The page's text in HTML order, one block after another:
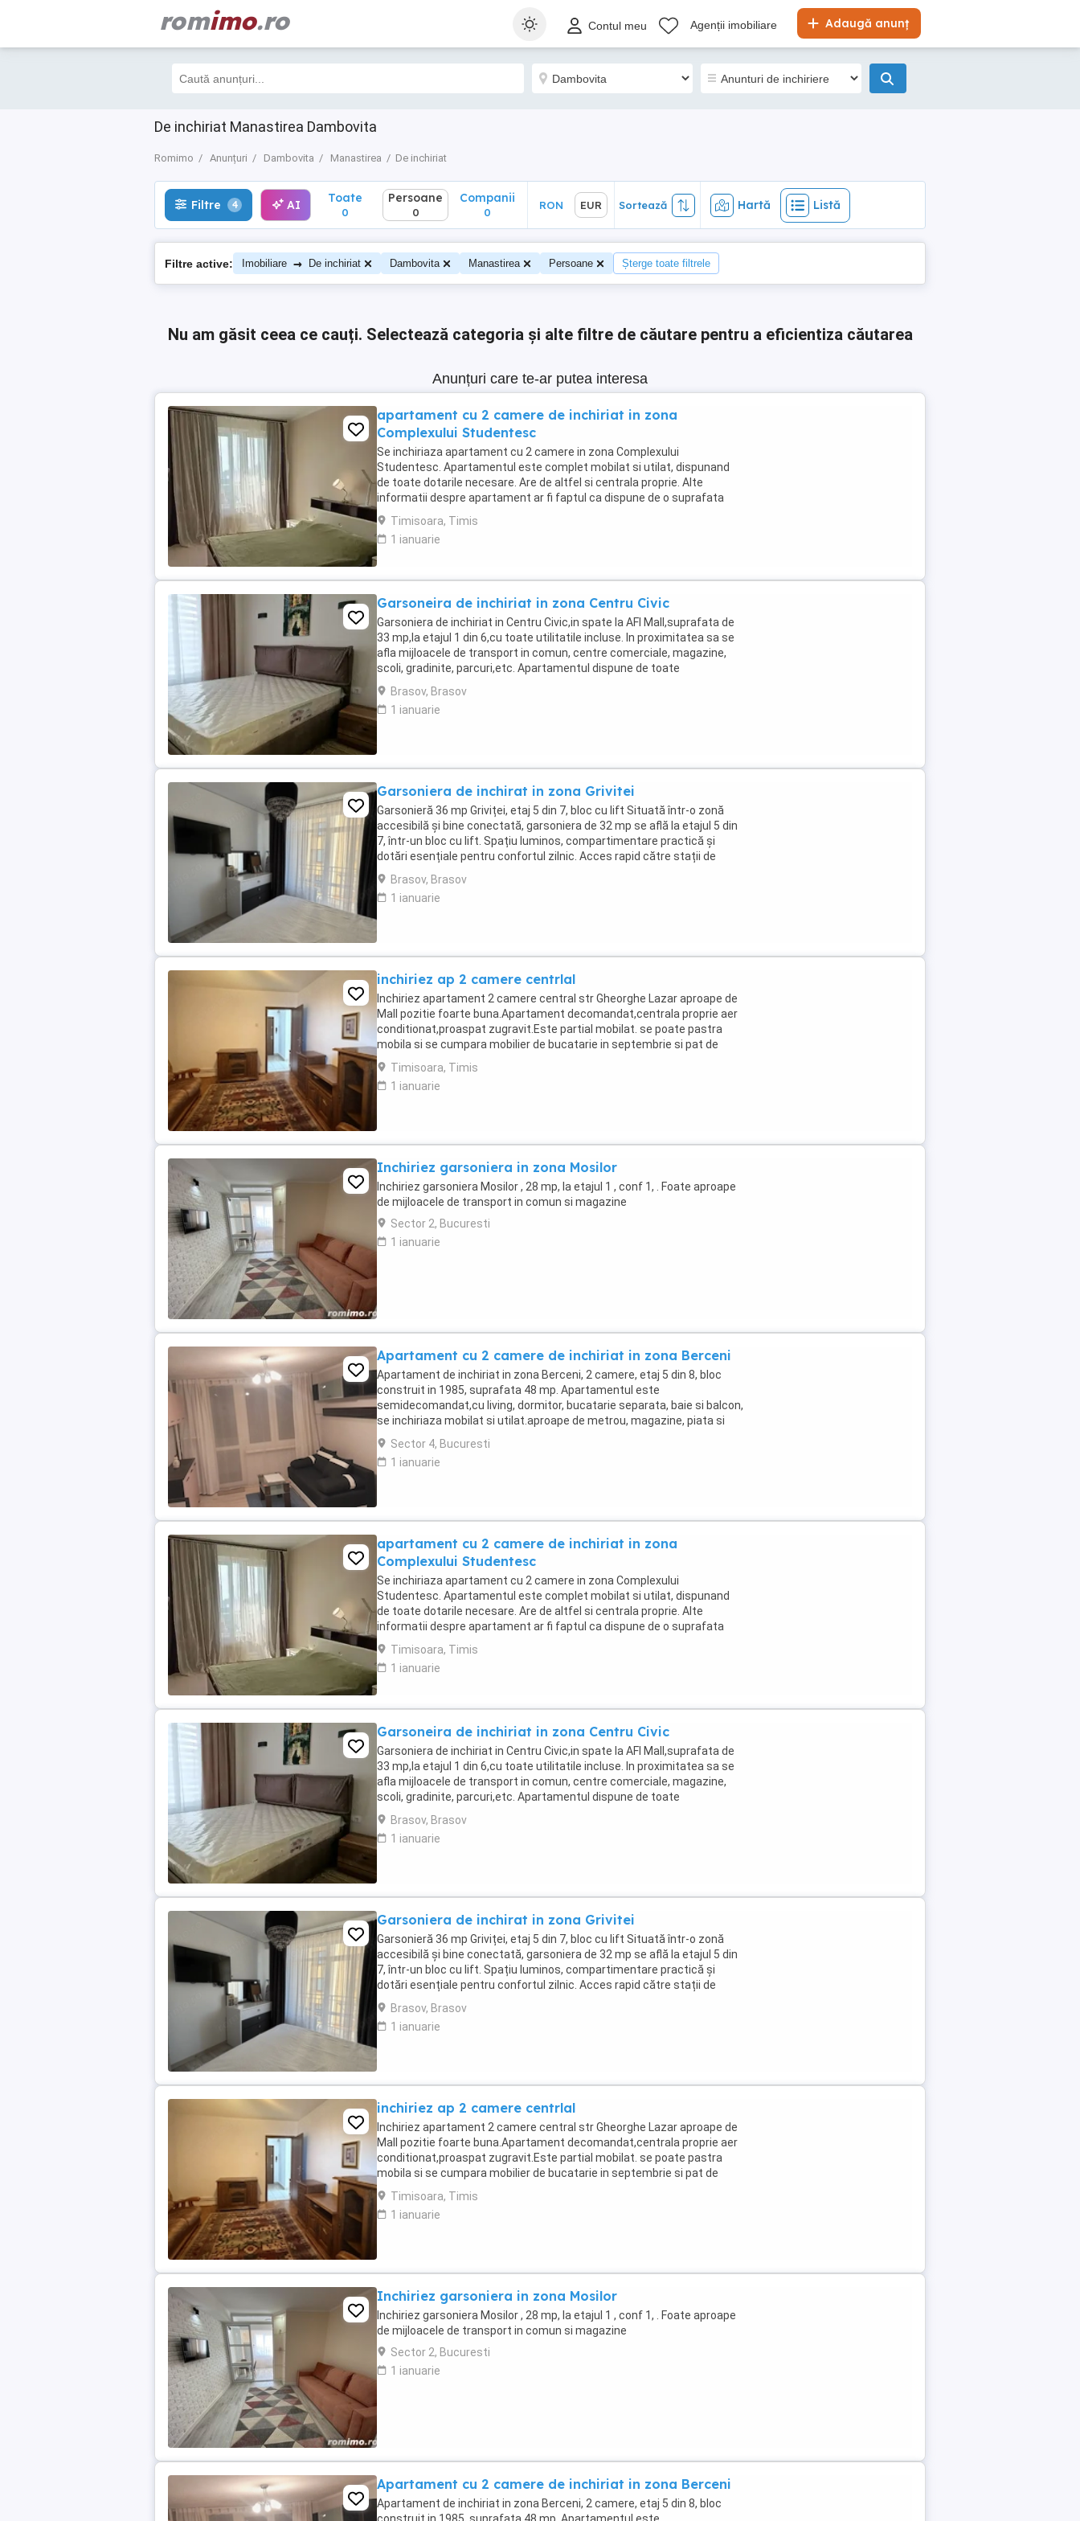
romimo.ro Adaugă anunț
Contul meu Agenții imobiliare
De inchiriat Manastirea Dambovita
Romimo Anunțuri Dambovita Manastirea De inchiriat
Filtre 4 AI RON EUR Sortează Hartă Listă
Filtre 4 AI Toate
0
Persoane
0
Companii
0
RON EUR Sortează Hartă Listă
Filtre active: Imobiliare → De inchiriat Dambovita Manastirea Persoane Șterge toate filtrele
Nu am găsit ceea ce cauți. Selectează categoria și alte filtre de căutare pentru a eficientiza căutarea
Anunțuri care te-ar putea interesa
apartament cu 2 camere de inchiriat in zona
Complexului Studentesc
Se inchiriaza apartament cu 2 camere in zona Complexului
Studentesc. Apartamentul este complet mobilat si utilat, dispunand
de toate dotarile necesare. Are de altfel si centrala proprie. Alte
informatii despre apartament ar fi faptul ca dispune de o suprafata
utila de 46mp si este la parter. Ca si ...
Timisoara, Timis
1 ianuarie
Garsoneira de inchiriat in zona Centru Civic
Garsoniera de inchiriat in Centru Civic,in spate la AFI Mall,suprafata de
33 mp,la etajul 1 din 6,cu toate utilitatile incluse. In proximitatea sa se
afla mijloacele de transport in comun, centre comerciale, magazine,
scoli, gradinite, parcuri,etc. Apartamentul dispune de toate
electrocasnicele necesare ...
Brasov, Brasov
1 ianuarie
Garsoniera de inchirat in zona Grivitei
Garsonieră 36 mp Griviței, etaj 5 din 7, bloc cu lift Situată într-o zonă
accesibilă și bine conectată, garsoniera de 32 mp se află la etajul 5 din
7, într-un bloc cu lift. Spațiu luminos, compartimentare practică și
dotări esențiale pentru confortul zilnic. Acces rapid către stații de
transport ...
Brasov, Brasov
1 ianuarie
inchiriez ap 2 camere centrlal
Inchiriez apartament 2 camere central str Gheorghe Lazar aproape de
Mall pozitie foarte buna.Apartament decomandat,centrala proprie aer
conditionat,proaspat zugravit.Este partial mobilat. se poate pastra
mobila si se cumpara mobilier de bucatarie in septembrie si pat de
dormitor sau se poate inchiria ...
Timisoara, Timis
1 ianuarie
Inchiriez garsoniera in zona Mosilor
Inchiriez garsoniera Mosilor , 28 mp, la etajul 1 , conf 1, . Foate aproape
de mijloacele de transport in comun si magazine
Sector 2, Bucuresti
1 ianuarie
Apartament cu 2 camere de inchiriat in zona Berceni
Apartament de inchiriat in zona Berceni, 2 camere, etaj 5 din 8, bloc
construit in 1985, suprafata 48 mp. Apartamentul este
semidecomandat,cu living, dormitor, bucatarie separata, baie si balcon,
se inchiriaza mobilat si utilat.aproape de metrou, magazine, piata si
mijloace de transport in comun. Sunati ...
Sector 4, Bucuresti
1 ianuarie
apartament cu 2 camere de inchiriat in zona
Complexului Studentesc
Se inchiriaza apartament cu 2 camere in zona Complexului
Studentesc. Apartamentul este complet mobilat si utilat, dispunand
de toate dotarile necesare. Are de altfel si centrala proprie. Alte
informatii despre apartament ar fi faptul ca dispune de o suprafata
utila de 46mp si este la parter. Ca si ...
Timisoara, Timis
1 ianuarie
Garsoneira de inchiriat in zona Centru Civic
Garsoniera de inchiriat in Centru Civic,in spate la AFI Mall,suprafata de
33 mp,la etajul 1 din 6,cu toate utilitatile incluse. In proximitatea sa se
afla mijloacele de transport in comun, centre comerciale, magazine,
scoli, gradinite, parcuri,etc. Apartamentul dispune de toate
electrocasnicele necesare ...
Brasov, Brasov
1 ianuarie
Garsoniera de inchirat in zona Grivitei
Garsonieră 36 mp Griviței, etaj 5 din 7, bloc cu lift Situată într-o zonă
accesibilă și bine conectată, garsoniera de 32 mp se află la etajul 5 din
7, într-un bloc cu lift. Spațiu luminos, compartimentare practică și
dotări esențiale pentru confortul zilnic. Acces rapid către stații de
transport ...
Brasov, Brasov
1 ianuarie
inchiriez ap 2 camere centrlal
Inchiriez apartament 2 camere central str Gheorghe Lazar aproape de
Mall pozitie foarte buna.Apartament decomandat,centrala proprie aer
conditionat,proaspat zugravit.Este partial mobilat. se poate pastra
mobila si se cumpara mobilier de bucatarie in septembrie si pat de
dormitor sau se poate inchiria ...
Timisoara, Timis
1 ianuarie
Inchiriez garsoniera in zona Mosilor
Inchiriez garsoniera Mosilor , 28 mp, la etajul 1 , conf 1, . Foate aproape
de mijloacele de transport in comun si magazine
Sector 2, Bucuresti
1 ianuarie
Apartament cu 2 camere de inchiriat in zona Berceni
Apartament de inchiriat in zona Berceni, 2 camere, etaj 5 din 8, bloc